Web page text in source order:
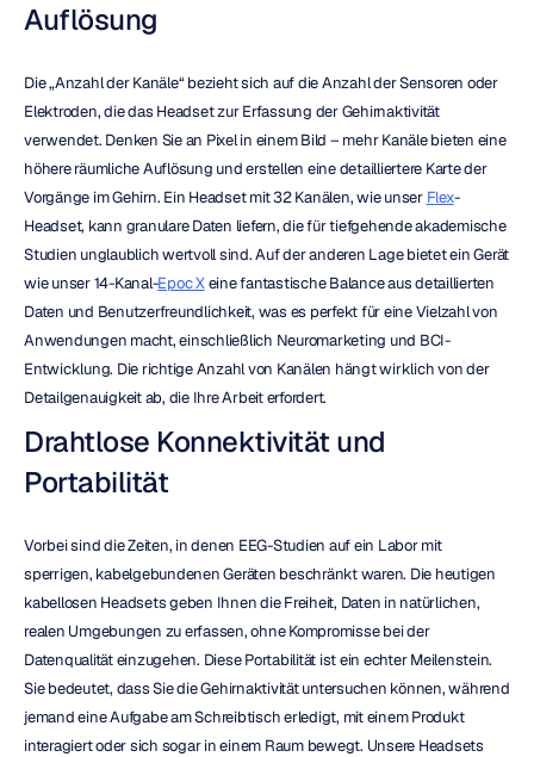
Auflösung
Die „Anzahl der Kanäle“ bezieht sich auf die Anzahl der Sensoren oder
Elektroden, die das Headset zur Erfassung der Gehirnaktivität
verwendet. Denken Sie an Pixel in einem Bild – mehr Kanäle bieten eine
höhere räumliche Auflösung und erstellen eine detailliertere Karte der
Vorgänge im Gehirn. Ein Headset mit 32 Kanälen, wie unser Flex-
Headset, kann granulare Daten liefern, die für tiefgehende akademische
Studien unglaublich wertvoll sind. Auf der anderen Lage bietet ein Gerät
wie unser 14-Kanal-Epoc X eine fantastische Balance aus detaillierten
Daten und Benutzerfreundlichkeit, was es perfekt für eine Vielzahl von
Anwendungen macht, einschließlich Neuromarketing und BCI-
Entwicklung. Die richtige Anzahl von Kanälen hängt wirklich von der
Detailgenauigkeit ab, die Ihre Arbeit erfordert.
Drahtlose Konnektivität und
Portabilität
Vorbei sind die Zeiten, in denen EEG-Studien auf ein Labor mit
sperrigen, kabelgebundenen Geräten beschränkt waren. Die heutigen
kabellosen Headsets geben Ihnen die Freiheit, Daten in natürlichen,
realen Umgebungen zu erfassen, ohne Kompromisse bei der
Datenqualität einzugehen. Diese Portabilität ist ein echter Meilenstein.
Sie bedeutet, dass Sie die Gehirnaktivität untersuchen können, während
jemand eine Aufgabe am Schreibtisch erledigt, mit einem Produkt
interagiert oder sich sogar in einem Raum bewegt. Unsere Headsets